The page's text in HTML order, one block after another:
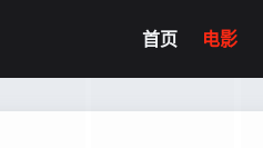
首页 电影